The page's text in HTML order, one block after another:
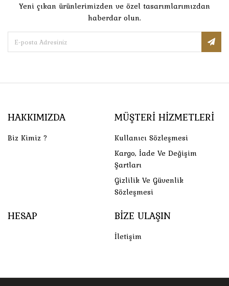
Yeni çıkan ürünlerimizden ve özel tasarımlarımızdan
haberdar olun.
HAKKIMIZDA
Biz Kimiz ?
MÜŞTERI HIZMETLERI
Kullanıcı Sözleşmesi
Kargo, İade Ve Değişim
Şartları
Gizlilik Ve Güvenlik
Sözleşmesi
HESAP BIZE ULAŞIN
İletişim